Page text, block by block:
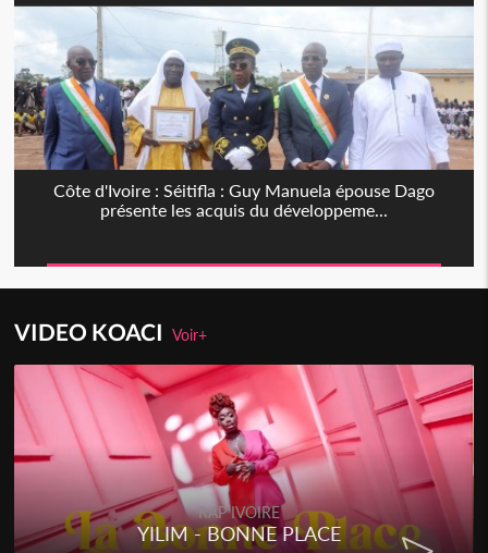
Côte d'Ivoire : Séitifla : Guy Manuela épouse Dago
présente les acquis du développeme...
VIDEO KOACIVoir+
RAP IVOIRE
YILIM - BONNE PLACE